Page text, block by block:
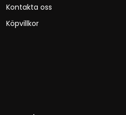
Kontakta oss
Köpvillkor